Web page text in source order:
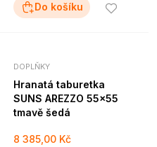
Do košíku
DOPLŇKY
Hranatá taburetka
SUNS AREZZO 55x55
tmavě šedá
8 385,00 Kč